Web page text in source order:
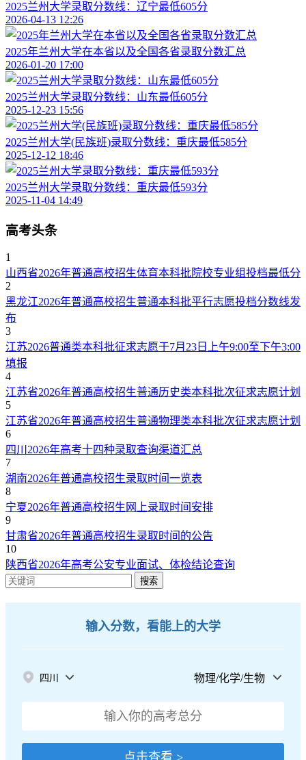
2025兰州大学录取分数线：辽宁最低605分
2026-04-13 12:26
2025年兰州大学在本省以及全国各省录取分数汇总
2026-01-20 17:00
2025兰州大学录取分数线：山东最低605分
2025-12-23 15:56
2025兰州大学(民族班)录取分数线：重庆最低585分
2025-12-12 18:46
2025兰州大学录取分数线：重庆最低593分
2025-11-04 14:49
高考头条
1
山西省2026年普通高校招生体育本科批院校专业组投档最低分
2
黑龙江2026年普通高校招生普通本科批平行志愿投档分数线发
布
3
江苏2026普通类本科批征求志愿于7月23日上午9:00至下午3:00
填报
4
江苏省2026年普通高校招生普通历史类本科批次征求志愿计划
5
江苏省2026年普通高校招生普通物理类本科批次征求志愿计划
6
四川2026年高考十四种录取查询渠道汇总
7
湖南2026年普通高校招生录取时间一览表
8
宁夏2026年普通高校招生网上录取时间安排
9
甘肃省2026年普通高校招生录取时间的公告
10
陕西省2026年高考公安专业面试、体检结论查询
搜索
输入分数，看能上的大学
四川 物理/化学/生物
点击查看 >